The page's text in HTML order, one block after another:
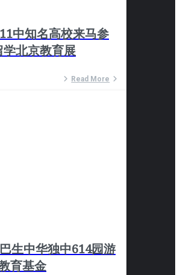
中知名高校来马参
北京教育展
Read More
生中华独中614园游
育基金